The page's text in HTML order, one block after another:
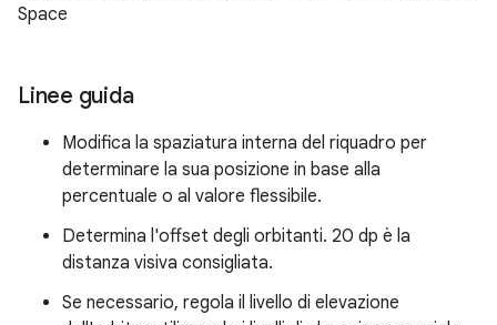
Space
Linee guida
Modifica la spaziatura interna del riquadro per
determinare la sua posizione in base alla
percentuale o al valore flessibile.
Determina l'offset degli orbitanti. 20 dp è la
distanza visiva consigliata.
Se necessario, regola il livello di elevazione